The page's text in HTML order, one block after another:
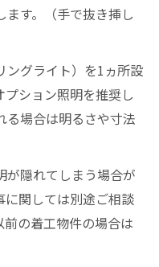
す。（手で抜き挿し
ングライト）を1ヵ所設
ション照明を推奨し
る場合は明るさや寸法
が隠れてしまう場合が
に関しては別途ご相談
の着工物件の場合は